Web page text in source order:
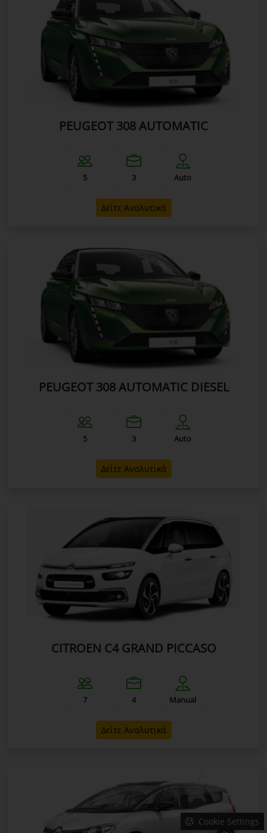
PEUGEOT 308 AUTOMATIC
5 3 Auto
Δείτε Αναλυτικά
PEUGEOT 308 AUTOMATIC DIESEL
5 3 Auto
Δείτε Αναλυτικά
CITROEN C4 GRAND PICCASO
7 4 Manual
Δείτε Αναλυτικά
Cookie Settings